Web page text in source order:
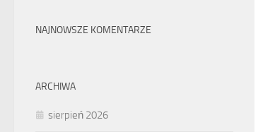
NAJNOWSZE KOMENTARZE
ARCHIWA
sierpień 2026